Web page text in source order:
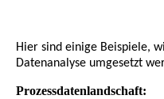
Hier sind einige Beispiele,
Datenanalyse umgesetzt
Prozessdatenlandschaft: